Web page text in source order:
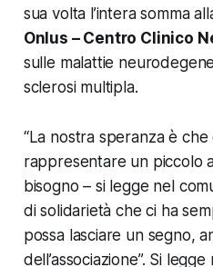
sua volta l’intera somma
Onlus – Centro Clinico
sulle malattie
sclerosi multipla.
“La nostra speranza è
rappresentare un piccolo
bisogno – si legge nel
di solidarietà che ci ha
possa lasciare un segno,
dell’associazione”. Si